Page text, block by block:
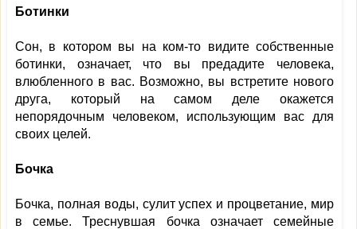
Ботинки
Сон, в котором вы на ком-то видите собственные
ботинки, означает, что вы предадите человека,
влюбленного в вас. Возможно, вы встретите нового
друга, который на самом деле окажется
непорядочным человеком, использующим вас для
своих целей.
Бочка
Бочка, полная воды, сулит успех и процветание, мир
в семье. Треснувшая бочка означает семейные